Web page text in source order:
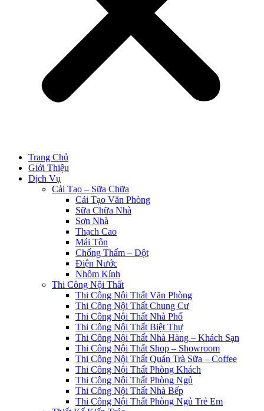
Trang Chủ
Giới Thiệu
Dịch Vụ
Cải Tạo – Sữa Chữa
Cải Tạo Văn Phòng
Sữa Chữa Nhà
Sơn Nhà
Thạch Cao
Mái Tôn
Chống Thấm – Dột
Điện Nước
Nhôm Kính
Thi Công Nội Thất
Thi Công Nội Thất Văn Phòng
Thi Công Nội Thất Chung Cư
Thi Công Nội Thất Nhà Phố
Thi Công Nội Thất Biệt Thự
Thi Công Nội Thất Nhà Hàng – Khách Sạn
Thi Công Nội Thất Shop – Showroom
Thi Công Nội Thất Quán Trà Sữa – Coffee
Thi Công Nội Thất Phòng Khách
Thi Công Nội Thất Phòng Ngủ
Thi Công Nội Thất Nhà Bếp
Thi Công Nội Thất Phòng Ngủ Trẻ Em